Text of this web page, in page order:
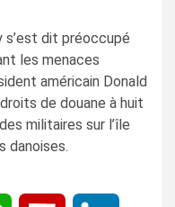
s’est dit préoccupé
les menaces
américain Donald
de douane à huit
militaires sur l’île
danoises.